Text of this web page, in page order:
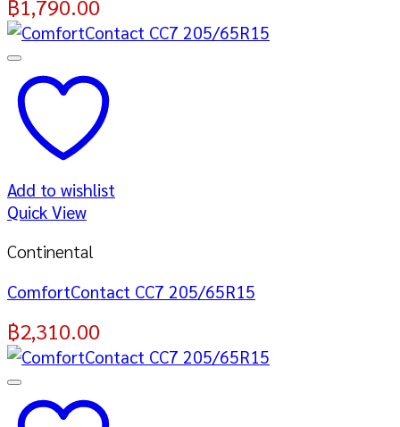
฿1,790.00
Add to wishlist
Quick View
Continental
ComfortContact CC7 205/65R15
฿2,310.00